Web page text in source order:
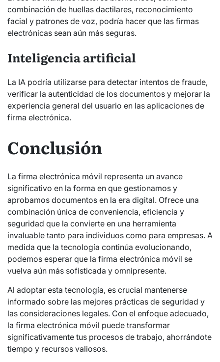
combinación de huellas dactilares, reconocimiento
facial y patrones de voz, podría hacer que las firmas
electrónicas sean aún más seguras.
Inteligencia artificial
La IA podría utilizarse para detectar intentos de fraude,
verificar la autenticidad de los documentos y mejorar la
experiencia general del usuario en las aplicaciones de
firma electrónica.
Conclusión
La firma electrónica móvil representa un avance
significativo en la forma en que gestionamos y
aprobamos documentos en la era digital. Ofrece una
combinación única de conveniencia, eficiencia y
seguridad que la convierte en una herramienta
invaluable tanto para individuos como para empresas. A
medida que la tecnología continúa evolucionando,
podemos esperar que la firma electrónica móvil se
vuelva aún más sofisticada y omnipresente.
Al adoptar esta tecnología, es crucial mantenerse
informado sobre las mejores prácticas de seguridad y
las consideraciones legales. Con el enfoque adecuado,
la firma electrónica móvil puede transformar
significativamente tus procesos de trabajo, ahorrándote
tiempo y recursos valiosos.